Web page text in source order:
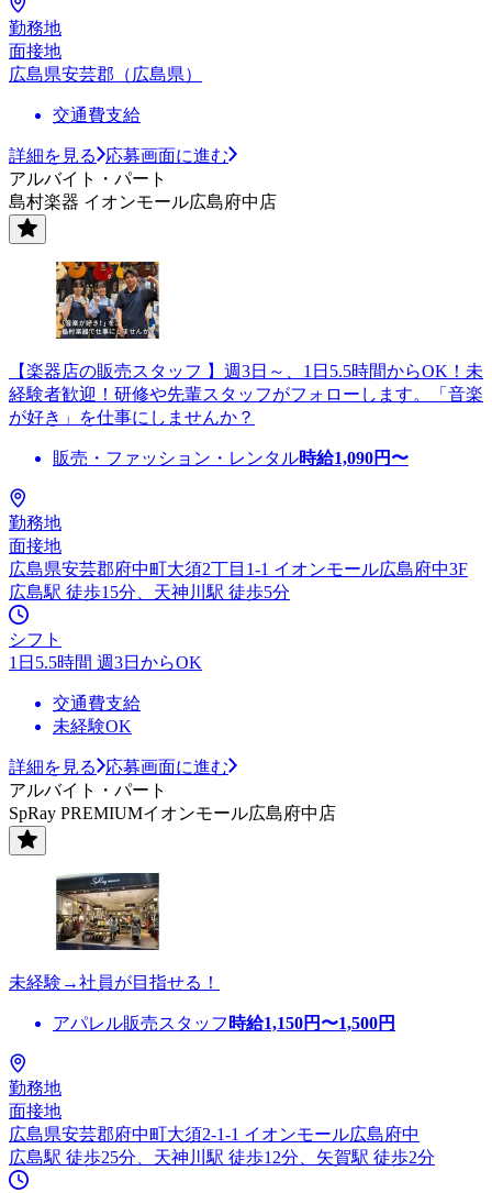
勤務地
面接地
広島県安芸郡（広島県）
交通費支給
詳細を見る
応募画面に進む
アルバイト・パート
島村楽器 イオンモール広島府中店
【楽器店の販売スタッフ 】週3日～、1日5.5時間からOK！未
経験者歓迎！研修や先輩スタッフがフォローします。「音楽
が好き」を仕事にしませんか？
販売・ファッション・レンタル時給1,090円〜
勤務地
面接地
広島県安芸郡府中町大須2丁目1-1 イオンモール広島府中3F
広島駅 徒歩15分、天神川駅 徒歩5分
シフト
1日5.5時間 週3日からOK
交通費支給
未経験OK
詳細を見る
応募画面に進む
アルバイト・パート
SpRay PREMIUMイオンモール広島府中店
未経験→社員が目指せる！
アパレル販売スタッフ 時給1,150円〜1,500円
勤務地
面接地
広島県安芸郡府中町大須2-1-1 イオンモール広島府中
広島駅 徒歩25分、天神川駅 徒歩12分、矢賀駅 徒歩2分